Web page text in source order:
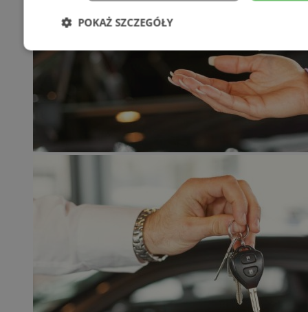
POKAŻ SZCZEGÓŁY
Niezbędne Wydajność
Niesklasyfikowane
Niezbędne Wydajność Targetowanie
Niezbędne pliki cookie umożliwiają korzystanie z podstawowych
takich jak logowanie użytkownika i zarządzanie kontem. Bez
można prawidłowo korzystać ze strony internetowej.
Nazwa
Provider/
Domena
Okres
SessID
mojetychy.pl